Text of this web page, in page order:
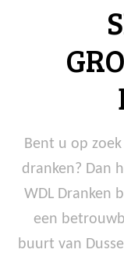
Bent u op
dranken? Dan
WDL Dranken
een
buurt van